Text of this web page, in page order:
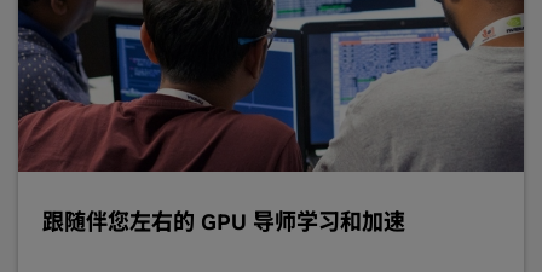
跟随伴您左右的 GPU 导师学习和加速